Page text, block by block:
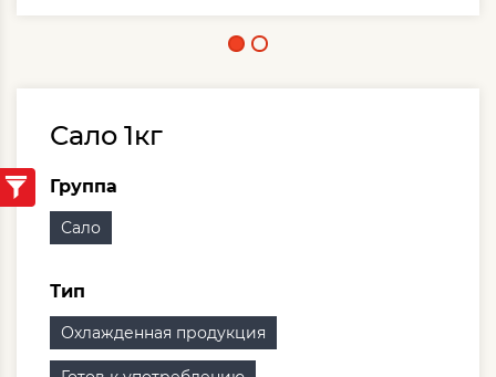
Сало 1кг
Группа
Сало
Тип
Охлажденная продукция